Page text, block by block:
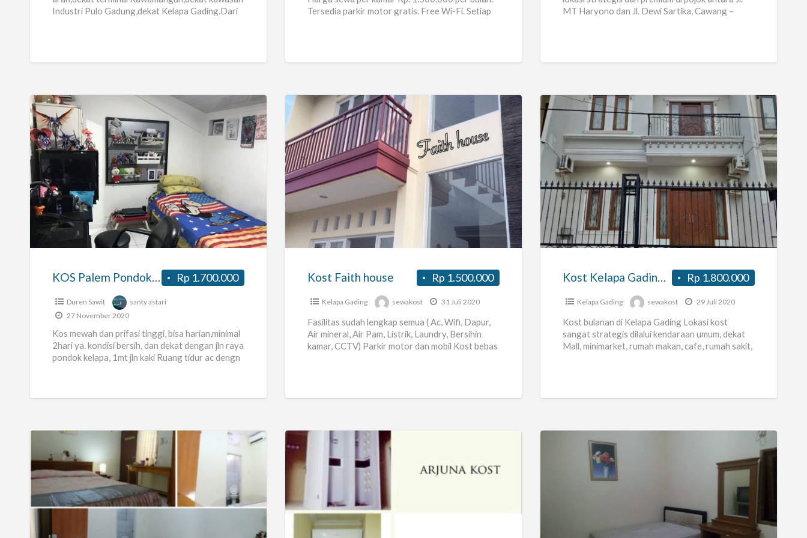
Industri Pulo Gadung,dekat Kelapa Gading.Dari
Tersedia parkir motor gratis. Free Wi-Fi. Setiap
MT Haryono dan Jl. Dewi Sartika, Cawang –
KOS
Palem
Pondok
kelapa
Timur
Rp 1.700.000
KOS Palem Pondok kelapa Jakarta Timur
Duren Sawit
santy astari
27 November 2020
Kos mewah dan prifasi tinggi, bisa harian,minimal
2hari ya. kondisi bersih, dan dekat dengan jln raya
pondok kelapa, 1mt jln kaki Ruang tidur ac dengn
Kost
Faith
house
Rp 1.500.000
Kost Faith house
Kelapa Gading sewakost 31 Juli 2020
Fasilitas sudah lengkap semua ( Ac, Wifi, Dapur,
Air mineral, Air Pam, Listrik, Laundry, Bersihin
kamar, CCTV) Parkir motor dan mobil Kost bebas
Kost
Kelapa
Gading
–
Wanita
Kelapa
Cengkir
Rp 1.800.000
Kost Kelapa Gading – Kost Pria / Wanita di Kelapa Cengkir
Kelapa Gading sewakost 29 Juli 2020
Kost bulanan di Kelapa Gading Lokasi kost
sangat strategis dilalui kendaraan umum, dekat
Mall, minimarket, rumah makan, cafe, rumah sakit,
KOST
arjuna